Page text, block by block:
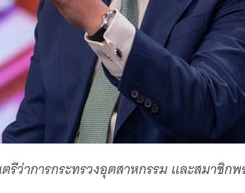
ว่าการกระทรวงอุตสาหกรรม และสมาชิกพ